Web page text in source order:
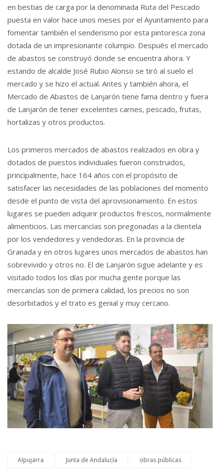
en bestias de carga por la denominada Ruta del Pescado
puesta en valor hace unos meses por el Ayuntamiento para
fomentar también el senderismo por esta pintoresca zona
dotada de un impresionante columpio. Después el mercado
de abastos se construyó donde se encuentra ahora. Y
estando de alcalde José Rubio Alonso se tiró al suelo el
mercado y se hizo el actual. Antes y también ahora, el
Mercado de Abastos de Lanjarón tiene fama dentro y fuera
de Lanjarón de tener excelentes carnes, pescado, frutas,
hortalizas y otros productos.
Los primeros mercados de abastos realizados en obra y
dotados de puestos individuales fueron construidos,
principalmente, hace 164 años con el propósito de
satisfacer las necesidades de las poblaciones del momento
desde el punto de vista del aprovisionamiento. En estos
lugares se pueden adquirir productos frescos, normalmente
alimenticios. Las mercancías son pregonadas a la clientela
por los vendedores y vendedoras. En la provincia de
Granada y en otros lugares unos mercados de abastos han
sobrevivido y otros no. El de Lanjarón sigue adelante y es
visitado todos los días por mucha gente porque las
mercancías son de primera calidad, los precios no son
desorbitados y el trato es genial y muy cercano.
Alpujarra Junta de Andalucía obras públicas